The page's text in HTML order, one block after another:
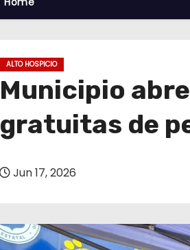
ALTO HOSPICIO
Municipio
gratuitas de
Jun 17, 2026